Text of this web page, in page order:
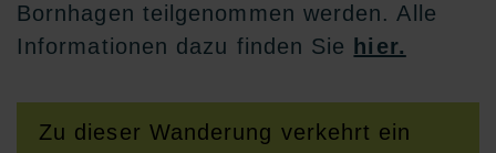
Bornhagen teilgenommen werden. Alle
Informationen dazu finden Sie hier.
Zu dieser Wanderung verkehrt ein